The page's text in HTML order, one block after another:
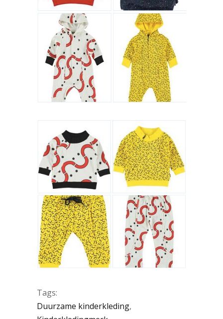
Tags:
Duurzame kinderkleding,